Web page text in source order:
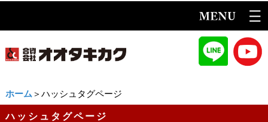
ホーム ＞ハッシュタグページ
ハッシュタグページ